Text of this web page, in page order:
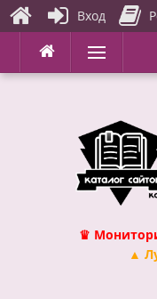
Перейти
содержимому
Меню
♛
▲
Вход